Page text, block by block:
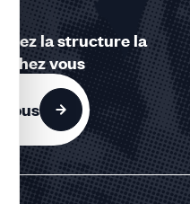
la structure la
chez vous
nous